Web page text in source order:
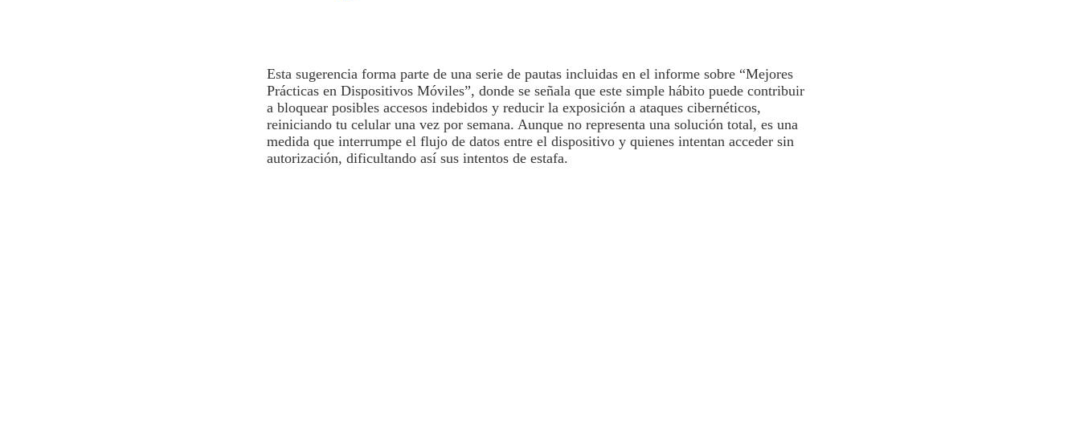
Esta sugerencia forma parte de una serie de pautas incluidas en el informe sobre “Mejores
Prácticas en Dispositivos Móviles”, donde se señala que este simple hábito puede contribuir
a bloquear posibles accesos indebidos y reducir la exposición a ataques cibernéticos,
reiniciando tu celular una vez por semana. Aunque no representa una solución total, es una
medida que interrumpe el flujo de datos entre el dispositivo y quienes intentan acceder sin
autorización, dificultando así sus intentos de estafa.